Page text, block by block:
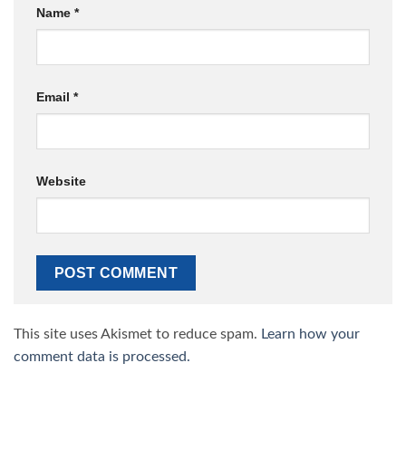
Name *
Email *
Website
This site uses Akismet to reduce spam. Learn how your
comment data is processed.